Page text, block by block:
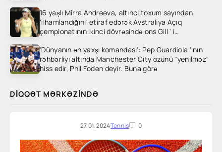
16 yaşlı Mirra Andreeva, altıncı toxum sayından
'ilhamlandığını' etiraf edərək Avstraliya Açıq
çempionatının ikinci dövrəsində ons Gill ' i
'Dünyanın ən yaxşı komandası': Pep Guardiola ' nın
rəhbərliyi altında Manchester City özünü "yenilməz"
hiss edir, Phil Foden deyir. Buna görə
DIQQƏT MƏRKƏZINDƏ
27.01.2024Tennis 0